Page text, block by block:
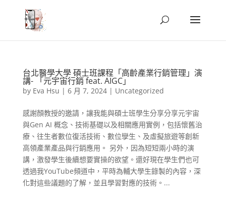
台北醫學大學 碩士班課程「高齡產業行銷管理」演
講- 「元宇宙行銷 feat. AIGC」
by Eva Hsu | 6 月 7, 2024| Uncategorized
感謝顏教授的邀請，讓我能與碩士班學生分享分享元宇宙
與Gen AI 概念、技術基礎以及相關應用實例，包括懷舊治
療、往生者數位復活技術、數位孿生、及虛擬旅遊等創新
高領產業產品與行銷應用。 另外，因為短短兩小時的演
講，激發學生後續想要實操的欲望。還好現在學生們也可
透過我YouTube頻道中，平時為輔大學生錄製的內容，深
化對這些議題的了解，並且學習對應的技術。...